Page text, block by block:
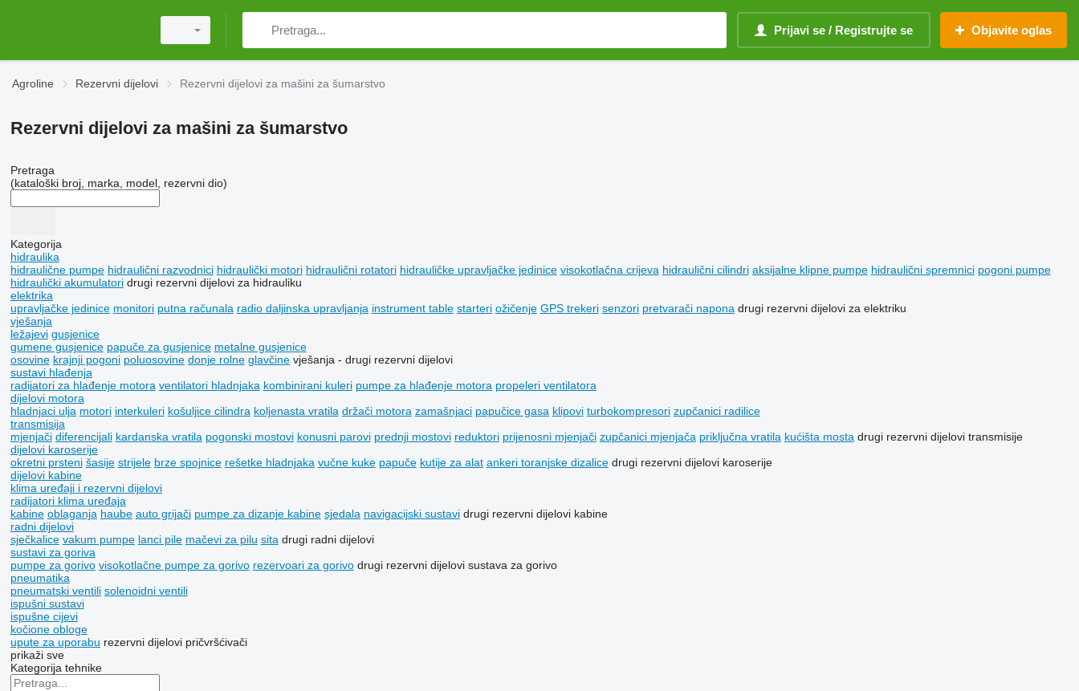
Prijavi se / Registrujte se Objavite oglas
Agroline Rezervni dijelovi Rezervni dijelovi za mašini za šumarstvo
Rezervni dijelovi za mašini za šumarstvo
Pretraga
(kataloški broj, marka, model, rezervni dio)
Kategorija
hidraulika
hidraulične pumpe hidraulični razvodnici hidraulički motori hidraulični rotatori hidrauličke upravljačke jedinice visokotlačna crijeva hidraulični cilindri aksijalne klipne pumpe hidraulični spremnici pogoni pumpe
hidraulički akumulatori drugi rezervni dijelovi za hidrauliku
elektrika
upravljačke jedinice monitori putna računala radio daljinska upravljanja instrument table starteri ožičenje GPS trekeri senzori pretvarači napona drugi rezervni dijelovi za elektriku
vješanja
ležajevi gusjenice
gumene gusjenice papuče za gusjenice metalne gusjenice
osovine krajnji pogoni poluosovine donje rolne glavčine vješanja - drugi rezervni dijelovi
sustavi hlađenja
radijatori za hlađenje motora ventilatori hladnjaka kombinirani kuleri pumpe za hlađenje motora propeleri ventilatora
dijelovi motora
hladnjaci ulja motori interkuleri košuljice cilindra koljenasta vratila držači motora zamašnjaci papučice gasa klipovi turbokompresori zupčanici radilice
transmisija
mjenjači diferencijali kardanska vratila pogonski mostovi konusni parovi prednji mostovi reduktori prijenosni mjenjači zupčanici mjenjača priključna vratila kućišta mosta drugi rezervni dijelovi transmisije
dijelovi karoserije
okretni prsteni šasije strijele brze spojnice rešetke hladnjaka vučne kuke papuče kutije za alat ankeri toranjske dizalice drugi rezervni dijelovi karoserije
dijelovi kabine
klima uređaji i rezervni dijelovi
radijatori klima uređaja
kabine oblaganja haube auto grijači pumpe za dizanje kabine sjedala navigacijski sustavi drugi rezervni dijelovi kabine
radni dijelovi
sječkalice vakum pumpe lanci pile mačevi za pilu sita drugi radni dijelovi
sustavi za goriva
pumpe za gorivo visokotlačne pumpe za gorivo rezervoari za gorivo drugi rezervni dijelovi sustava za gorivo
pneumatika
pneumatski ventili solenoidni ventili
ispušni sustavi
ispušne cijevi
kočione obloge
upute za uporabu rezervni dijelovi pričvršćivači
prikaži sve
Kategorija tehnike